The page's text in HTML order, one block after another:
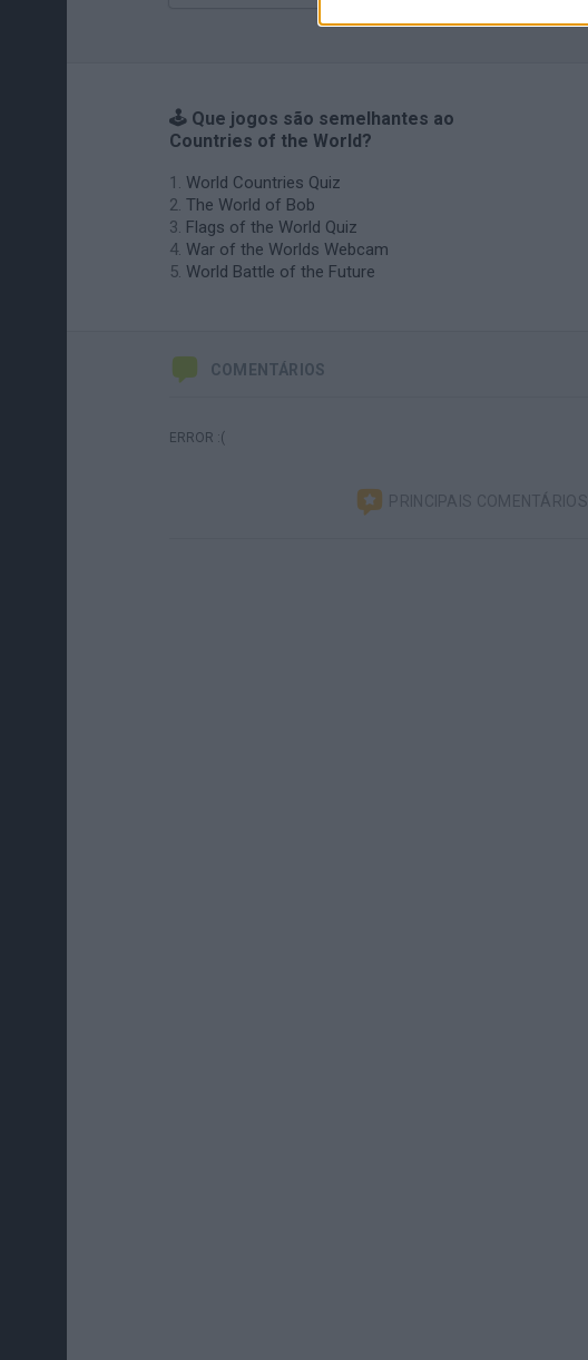
🕹️ Que jogos são semelhantes ao
Countries of the World?
World Countries Quiz
The World of Bob
Flags of the World Quiz
War of the Worlds Webcam
World Battle of the Future
COMENTÁRIOS
ERROR :(
PRINCIPAIS COMENTÁRIOS